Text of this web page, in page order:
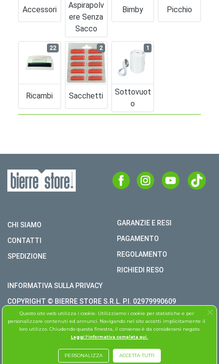
Accessori
Aspirapolv
Ere Senza
Sacco
Bimby Picchio
Ricambi
22
Sacchetti
2
Sottovuot
O
1
CHI SIAMO
CONTATTI
SPEDIZIONE
GARANZIE E RESI
PAGAMENTO
REGOLAMENTO
RICHIEDI RESO
INFORMATIVA SULLA PRIVACY
COPYRIGHT © BIERRE STORE S.R.L. P.I. 02979990609
TUTTI I DIRITTI RISERVATI
ASSISTENZA FOLLETTO
Questo sito web utilizza i cookie. Utilizziamo i cookie per statistiche e per
personalizzare contenuti ed annunci. Navigando nel sito accetti implicitamente il
loro utilizzo. Chiudendo questa finestra, il consenso è da considerarsi negato.
Leggi l'informativa completa qui.
PERSONALIZZA ACCETTA TUTTI